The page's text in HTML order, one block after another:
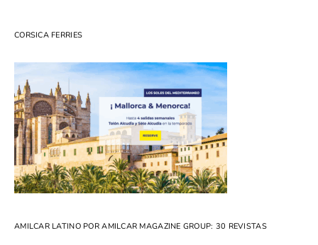
CORSICA FERRIES
AMILCAR LATINO POR AMILCAR MAGAZINE GROUP: 30 REVISTAS